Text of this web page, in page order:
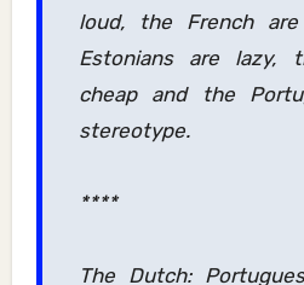
loud, the French
Estonians are lazy,
cheap and the
stereotype.
****
The Dutch: